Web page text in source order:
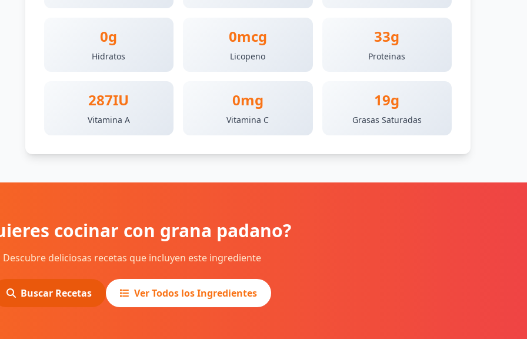
0g
Hidratos
0mcg
Licopeno
33g
Proteinas
287IU
Vitamina A
0mg
Vitamina C
19g
Grasas Saturadas
cocinar con grana padano?
Descubre deliciosas recetas que incluyen este ingrediente
Buscar Recetas Ver Todos los Ingredientes